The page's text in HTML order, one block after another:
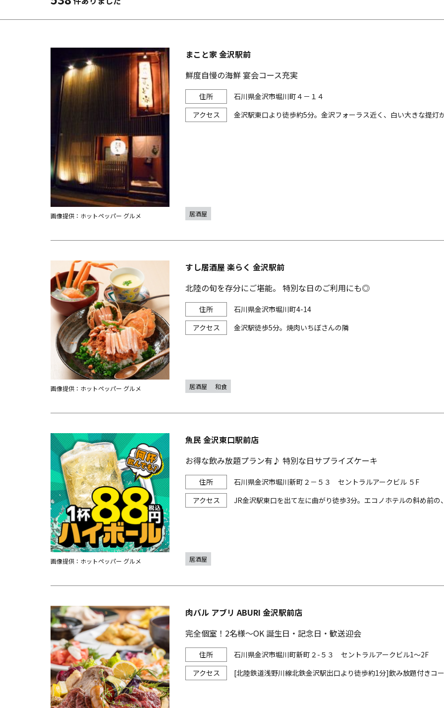
韓国料理
その他グルメ
金沢市他・野々市・白山・内灘
まこと家 金沢駅前
鮮度自慢の海鮮 宴会コース充実
石川県金沢市堀川町４－１４
金沢駅東口より徒歩約5分。金沢フォーラス近く、白い大きな提灯
画像提供：ホットペッパー グルメ 居酒屋
すし居酒屋 楽らく 金沢駅前
北陸の旬を存分にご堪能。 特別な日のご利用にも◎
石川県金沢市堀川町4-14
金沢駅徒歩5分。焼肉いちぼさんの隣
画像提供：ホットペッパー グルメ 居酒屋 和食
魚民 金沢東口駅前店
お得な飲み放題プラン有♪ 特別な日サプライズケーキ
石川県金沢市堀川新町２－５３ セントラルアークビル ５F
JR金沢駅東口を出て左に曲がり徒歩3分。エコノホテルの斜め前の
画像提供：ホットペッパー グルメ 居酒屋
肉バル アブリ ABURI 金沢駅前店
完全個室！2名様～OK 誕生日・記念日・歓送迎会
石川県金沢市堀川町新町２-５３ セントラルアークビル1～2F
[北陸鉄道浅野川線北鉄金沢駅出口より徒歩約1分]飲み放題付きコ